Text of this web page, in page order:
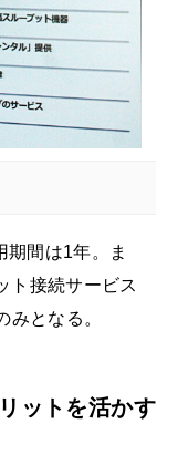
期間は1年。ま
ト接続サービス
みとなる。
ットを活かす